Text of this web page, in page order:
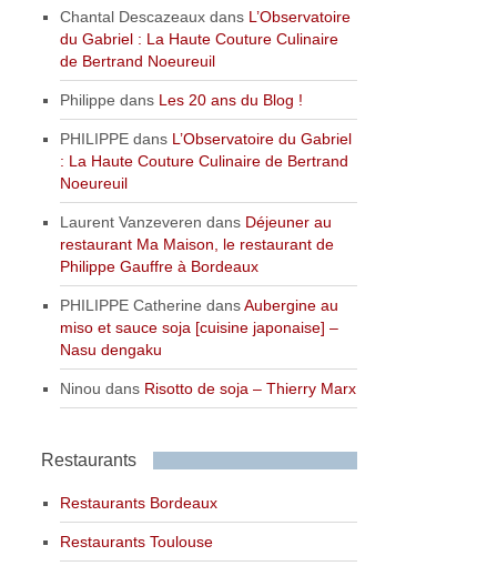
Chantal Descazeaux dans L’Observatoire
du Gabriel : La Haute Couture Culinaire
de Bertrand Noeureuil
Philippe dans Les 20 ans du Blog !
PHILIPPE dans L’Observatoire du Gabriel
: La Haute Couture Culinaire de Bertrand
Noeureuil
Laurent Vanzeveren dans Déjeuner au
restaurant Ma Maison, le restaurant de
Philippe Gauffre à Bordeaux
PHILIPPE Catherine dansAubergine au
miso et sauce soja [cuisine japonaise] –
Nasu dengaku
Ninou dans Risotto de soja – Thierry Marx
Restaurants
Restaurants Bordeaux
Restaurants Toulouse